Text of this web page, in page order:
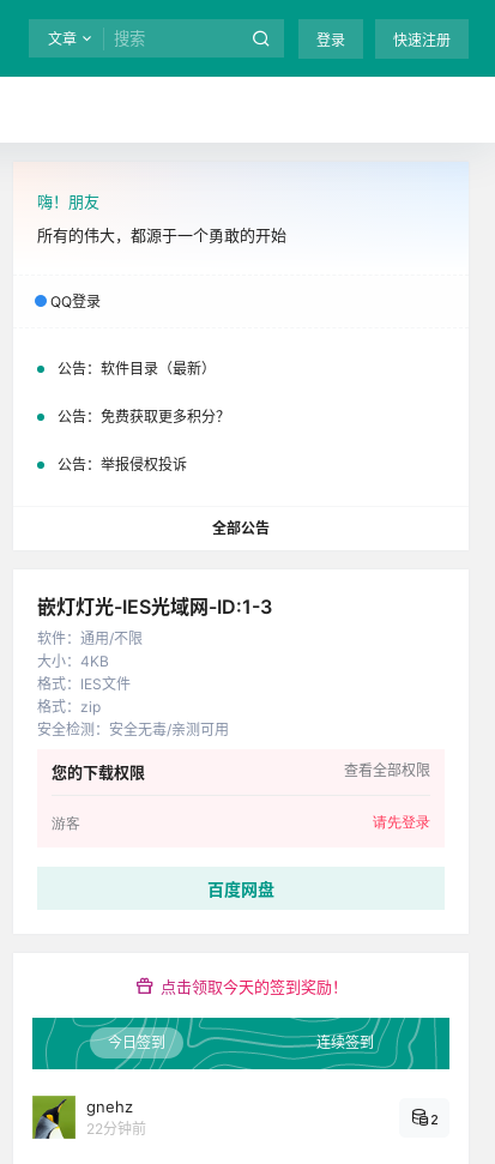
文章 登录 快速注册
费下载！ 立即开通
嗨！朋友
所有的伟大，都源于一个勇敢的开始
QQ登录
公告： 软件目录（最新）
公告： 免费获取更多积分？
公告： 举报侵权投诉
全部公告
嵌灯灯光-IES光域网-ID:1-3
软件： 通用/不限
大小： 4KB
格式： IES文件
格式： zip
安全检测 ： 安全无毒/亲测可用
您的下载权限 查看全部权限
游客 请先登录
百度网盘
点击领取今天的签到奖励！
今日签到 连续签到
gnehz
22分钟前
2